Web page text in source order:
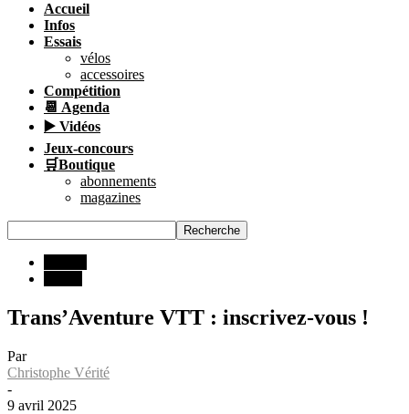
Accueil
Infos
Essais
vélos
accessoires
Compétition
📆 Agenda
▶️ Vidéos
Jeux-concours
🛒Boutique
abonnements
magazines
Trans’Aventure VTT : inscrivez-vous !
Par
Christophe Vérité
-
9 avril 2025